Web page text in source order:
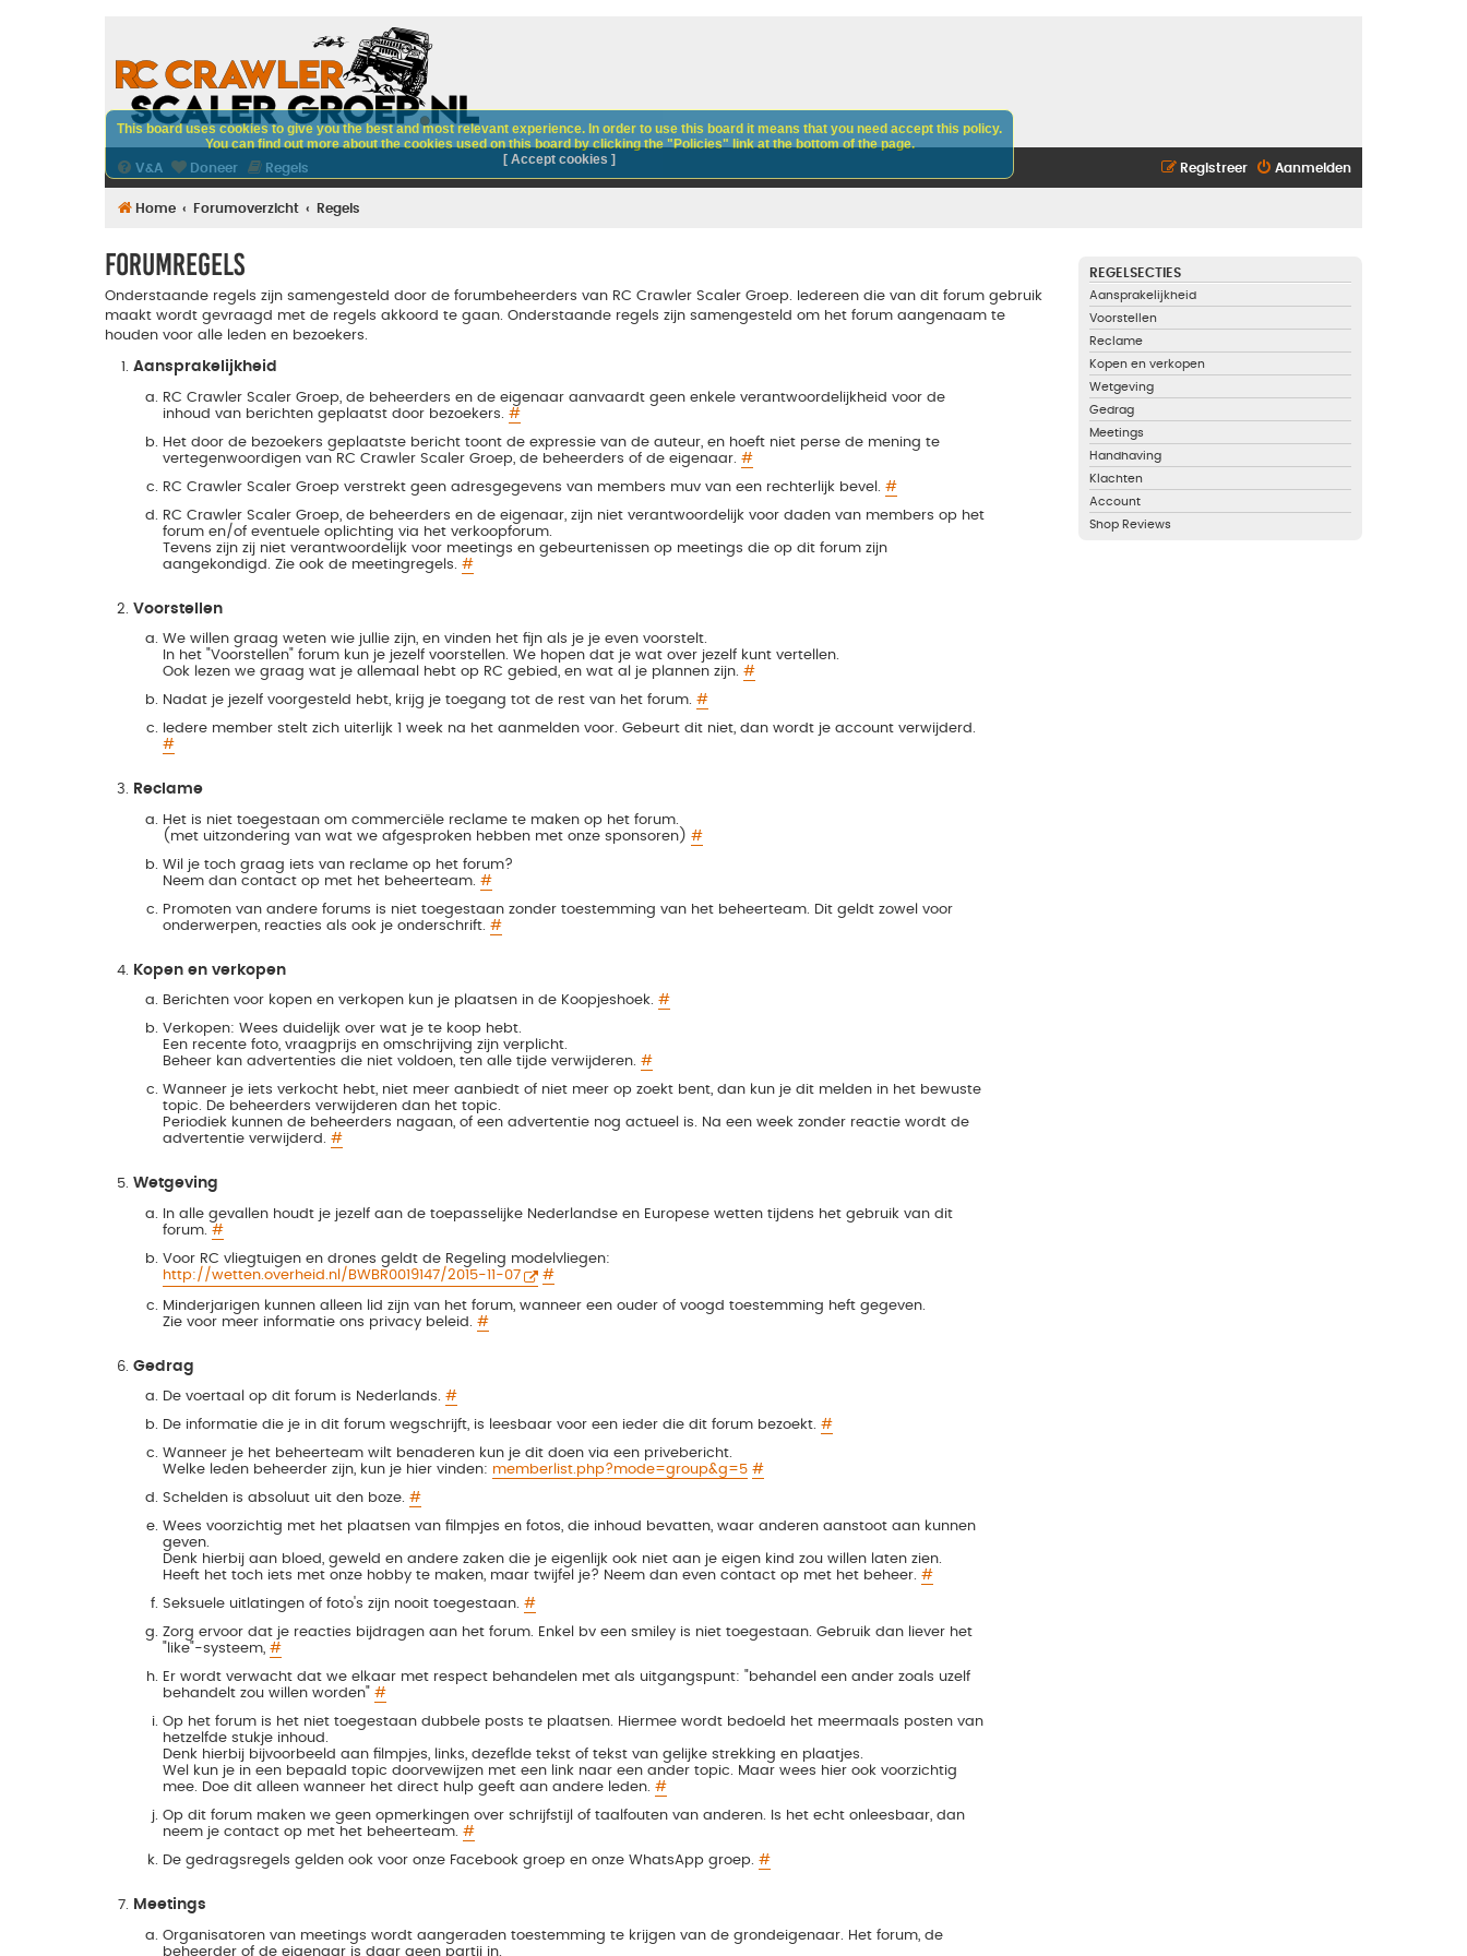
V&A Doneer Regels Aanmelden
Registreer
Home Forumoverzicht Regels
REGELSECTIES
Aansprakelijkheid
Voorstellen
Reclame
Kopen en verkopen
Wetgeving
Gedrag
Meetings
Handhaving
Klachten
Account
Shop Reviews
Forumregels
Onderstaande regels zijn samengesteld door de forumbeheerders van RC Crawler Scaler Groep. Iedereen die van dit forum gebruik
maakt wordt gevraagd met de regels akkoord te gaan. Onderstaande regels zijn samengesteld om het forum aangenaam te
houden voor alle leden en bezoekers.
Aansprakelijkheid
RC Crawler Scaler Groep, de beheerders en de eigenaar aanvaardt geen enkele verantwoordelijkheid voor de
inhoud van berichten geplaatst door bezoekers. #
Het door de bezoekers geplaatste bericht toont de expressie van de auteur, en hoeft niet perse de mening te
vertegenwoordigen van RC Crawler Scaler Groep, de beheerders of de eigenaar. #
RC Crawler Scaler Groep verstrekt geen adresgegevens van members muv van een rechterlijk bevel. #
RC Crawler Scaler Groep, de beheerders en de eigenaar, zijn niet verantwoordelijk voor daden van members op het
forum en/of eventuele oplichting via het verkoopforum.
Tevens zijn zij niet verantwoordelijk voor meetings en gebeurtenissen op meetings die op dit forum zijn
aangekondigd. Zie ook de meetingregels. #
Voorstellen
We willen graag weten wie jullie zijn, en vinden het fijn als je je even voorstelt.
In het "Voorstellen" forum kun je jezelf voorstellen. We hopen dat je wat over jezelf kunt vertellen.
Ook lezen we graag wat je allemaal hebt op RC gebied, en wat al je plannen zijn. #
Nadat je jezelf voorgesteld hebt, krijg je toegang tot de rest van het forum. #
Iedere member stelt zich uiterlijk 1 week na het aanmelden voor. Gebeurt dit niet, dan wordt je account verwijderd.
#
Reclame
Het is niet toegestaan om commerciële reclame te maken op het forum.
(met uitzondering van wat we afgesproken hebben met onze sponsoren) #
Wil je toch graag iets van reclame op het forum?
Neem dan contact op met het beheerteam. #
Promoten van andere forums is niet toegestaan zonder toestemming van het beheerteam. Dit geldt zowel voor
onderwerpen, reacties als ook je onderschrift. #
Kopen en verkopen
Berichten voor kopen en verkopen kun je plaatsen in de Koopjeshoek. #
Verkopen: Wees duidelijk over wat je te koop hebt.
Een recente foto, vraagprijs en omschrijving zijn verplicht.
Beheer kan advertenties die niet voldoen, ten alle tijde verwijderen. #
Wanneer je iets verkocht hebt, niet meer aanbiedt of niet meer op zoekt bent, dan kun je dit melden in het bewuste
topic. De beheerders verwijderen dan het topic.
Periodiek kunnen de beheerders nagaan, of een advertentie nog actueel is. Na een week zonder reactie wordt de
advertentie verwijderd. #
Wetgeving
In alle gevallen houdt je jezelf aan de toepasselijke Nederlandse en Europese wetten tijdens het gebruik van dit
forum. #
Voor RC vliegtuigen en drones geldt de Regeling modelvliegen:
http://wetten.overheid.nl/BWBR0019147/2015-11-07
#
Minderjarigen kunnen alleen lid zijn van het forum, wanneer een ouder of voogd toestemming heft gegeven.
Zie voor meer informatie ons privacy beleid. #
Gedrag
De voertaal op dit forum is Nederlands. #
De informatie die je in dit forum wegschrijft, is leesbaar voor een ieder die dit forum bezoekt. #
Wanneer je het beheerteam wilt benaderen kun je dit doen via een privebericht.
Welke leden beheerder zijn, kun je hier vinden: memberlist.php?mode=group&g=5 #
Schelden is absoluut uit den boze. #
Wees voorzichtig met het plaatsen van filmpjes en fotos, die inhoud bevatten, waar anderen aanstoot aan kunnen
geven.
Denk hierbij aan bloed, geweld en andere zaken die je eigenlijk ook niet aan je eigen kind zou willen laten zien.
Heeft het toch iets met onze hobby te maken, maar twijfel je? Neem dan even contact op met het beheer. #
Seksuele uitlatingen of foto's zijn nooit toegestaan. #
Zorg ervoor dat je reacties bijdragen aan het forum. Enkel bv een smiley is niet toegestaan. Gebruik dan liever het
"like"-systeem, #
Er wordt verwacht dat we elkaar met respect behandelen met als uitgangspunt: "behandel een ander zoals uzelf
behandelt zou willen worden" #
Op het forum is het niet toegestaan dubbele posts te plaatsen. Hiermee wordt bedoeld het meermaals posten van
hetzelfde stukje inhoud.
Denk hierbij bijvoorbeeld aan filmpjes, links, dezeflde tekst of tekst van gelijke strekking en plaatjes.
Wel kun je in een bepaald topic doorvewijzen met een link naar een ander topic. Maar wees hier ook voorzichtig
mee. Doe dit alleen wanneer het direct hulp geeft aan andere leden. #
Op dit forum maken we geen opmerkingen over schrijfstijl of taalfouten van anderen. Is het echt onleesbaar, dan
neem je contact op met het beheerteam. #
De gedragsregels gelden ook voor onze Facebook groep en onze WhatsApp groep. #
Meetings
Organisatoren van meetings wordt aangeraden toestemming te krijgen van de grondeigenaar. Het forum, de
beheerder of de eigenaar is daar geen partij in.
This board uses cookies to give you the best and most relevant experience. In order to use this board it means that you need accept this policy.
You can find out more about the cookies used on this board by clicking the "Policies" link at the bottom of the page.
[ Accept cookies ]